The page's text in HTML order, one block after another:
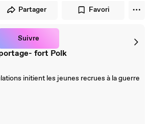
Partager Favori
Suivre
fort Polk
initient les jeunes recrues à la guerre